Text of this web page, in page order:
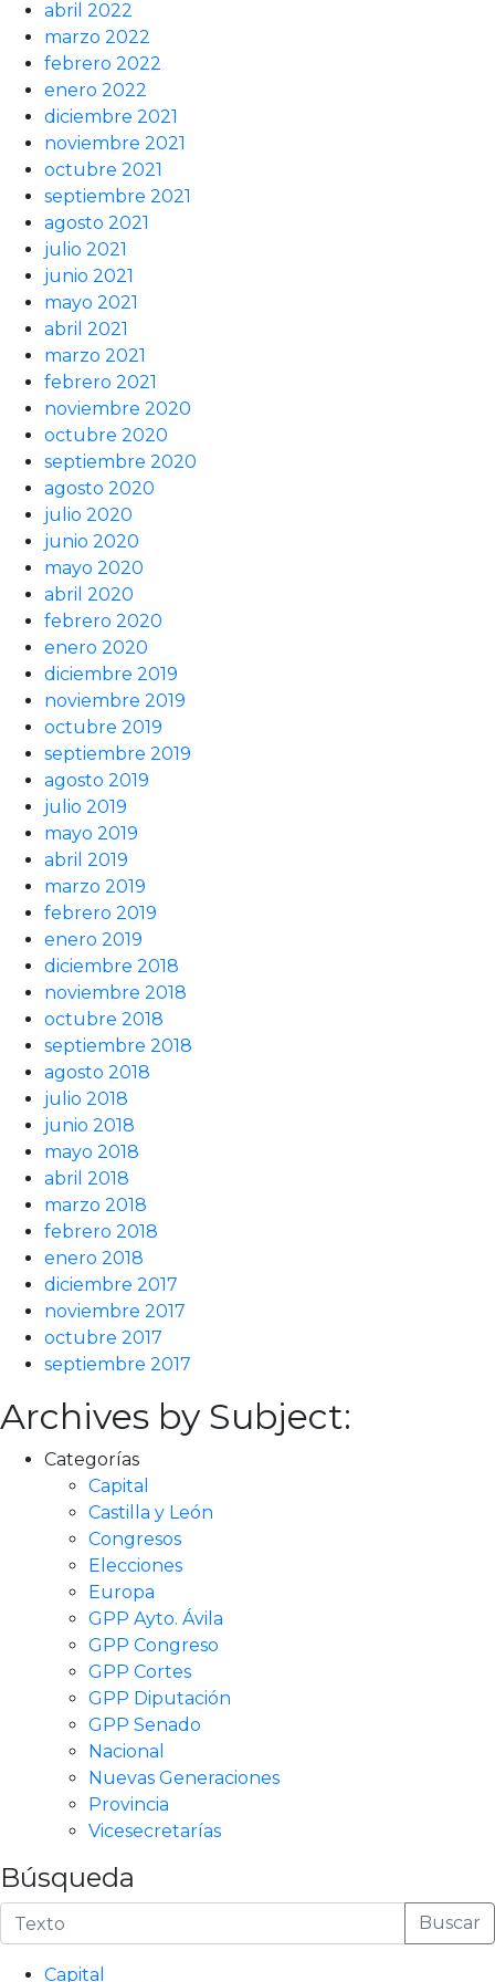
abril 2022
marzo 2022
febrero 2022
enero 2022
diciembre 2021
noviembre 2021
octubre 2021
septiembre 2021
agosto 2021
julio 2021
junio 2021
mayo 2021
abril 2021
marzo 2021
febrero 2021
noviembre 2020
octubre 2020
septiembre 2020
agosto 2020
julio 2020
junio 2020
mayo 2020
abril 2020
febrero 2020
enero 2020
diciembre 2019
noviembre 2019
octubre 2019
septiembre 2019
agosto 2019
julio 2019
mayo 2019
abril 2019
marzo 2019
febrero 2019
enero 2019
diciembre 2018
noviembre 2018
octubre 2018
septiembre 2018
agosto 2018
julio 2018
junio 2018
mayo 2018
abril 2018
marzo 2018
febrero 2018
enero 2018
diciembre 2017
noviembre 2017
octubre 2017
septiembre 2017
Archives by Subject:
Categorías
Capital
Castilla y León
Congresos
Elecciones
Europa
GPP Ayto. Ávila
GPP Congreso
GPP Cortes
GPP Diputación
GPP Senado
Nacional
Nuevas Generaciones
Provincia
Vicesecretarías
Búsqueda
Buscar
Capital